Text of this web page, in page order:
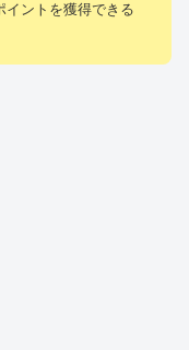
イントを獲得できる